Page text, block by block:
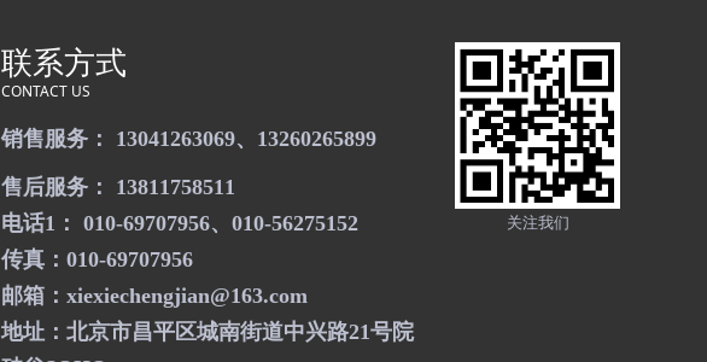
联系方式
CONTACT US
销售服务： 13041263069、13260265899
售后服务： 13811758511
电话1： 010-69707956、010-56275152
传真：010-69707956
邮箱：xiexiechengjian@163.com
地址：北京市昌平区城南街道中兴路21号院
关注我们